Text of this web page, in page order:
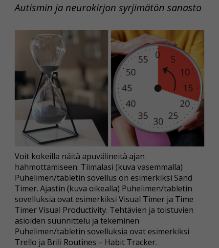
Autismin ja neurokirjon syrjimätön sanasto
Voit kokeilla näitä apuvälineitä ajan
hahmottamiseen: Tiimalasi (kuva vasemmalla)
Puhelimen/tabletin sovellus on esimerkiksi Sand
Timer. Ajastin (kuva oikealla) Puhelimen/tabletin
sovelluksia ovat esimerkiksi Visual Timer ja Time
Timer Visual Productivity. Tehtävien ja toistuvien
asioiden suunnittelu ja tekeminen
Puhelimen/tabletin sovelluksia ovat esimerkiksi
Trello ja Brili Routines – Habit Tracker.